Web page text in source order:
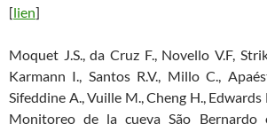
[lien]
Moquet J.S., da Cruz F., Novello V.F,
Karmann I., Santos R.V., Millo C.,
Sifeddine A., Vuille M., Cheng H., Edwards
Monitoreo de la cueva São